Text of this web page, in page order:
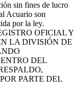
sin fines de lucro
Acuario son
por la ley.
OFICIAL Y
LA DIVISIÓN DE
DEL
PARTE DEL